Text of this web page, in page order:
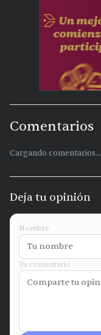
Comentarios
Cargando comentarios...
Deja tu opinión
Nombre
Tu comentario